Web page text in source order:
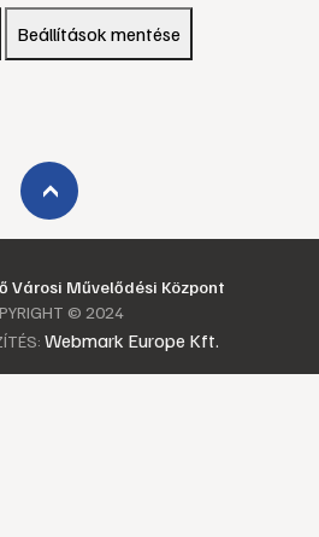
Beállítások mentése
›
Városi Művelődési Központ
© 2024
Webmark Europe Kft.